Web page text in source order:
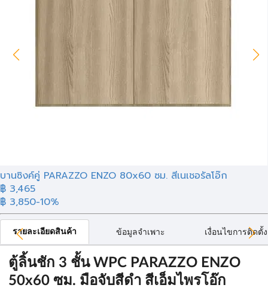
บานซิงค์คู่ PARAZZO ENZO 80x60 ซม. สีเนเชอรัลโอ๊ก
฿ 3,465
฿ 3,850-10%
รายละเอียดสินค้า ข้อมูลจำเพาะ เงื่อนไขการติดตั้ง
ตู้ลิ้นชัก 3 ชั้น WPC PARAZZO ENZO
50x60 ซม. มือจับสีดำ สีเอ็มไพรโอ๊ก